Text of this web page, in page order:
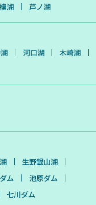
湖 芦ノ湖
河口湖
木崎湖
生野銀山湖
ム
池原ダム
七川ダム